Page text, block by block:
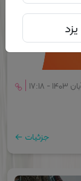
جزئیات
یزد